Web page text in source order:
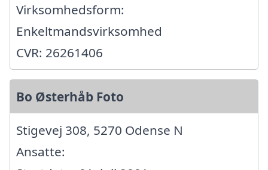
Virksomhedsform:
Enkeltmandsvirksomhed
CVR: 26261406
Bo Østerhåb Foto
Stigevej 308, 5270 Odense N
Ansatte: